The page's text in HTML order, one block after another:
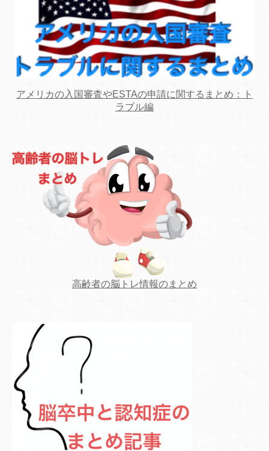
アメリカの入国審査やESTAの申請に関するまとめ：ト
ラブル編
高齢者の脳トレ情報のまとめ